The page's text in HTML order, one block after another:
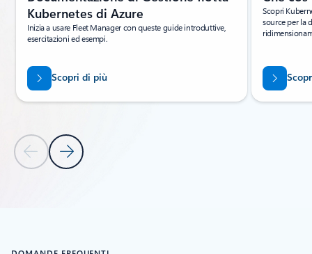
Diapositiva precedente
Diapositiva successiva
Kubernetes di Azure
Inizia a usare Fleet Manager con queste guide introduttive,
esercitazioni ed esempi.
Scopri di più
Scopri
source per la